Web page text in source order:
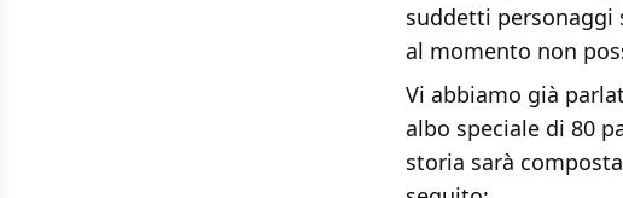
suddetti personaggi
al momento non
Vi abbiamo già
albo speciale di 80
storia sarà